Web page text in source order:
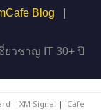
Blog
วชาญ IT 30+ ปี
| XM Signal | iCafe